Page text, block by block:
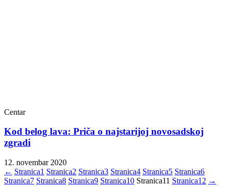
Centar
Kod belog lava: Priča o najstarijoj novosadskoj
zgradi
12. novembar 2020
← Stranica1 Stranica2 Stranica3 Stranica4 Stranica5 Stranica6
Stranica7 Stranica8 Stranica9 Stranica10 Stranica11 Stranica12 →